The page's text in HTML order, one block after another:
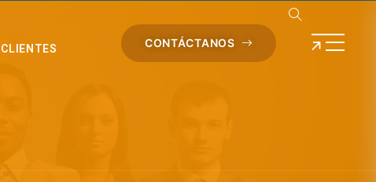
CLIENTES CONTÁCTANOS